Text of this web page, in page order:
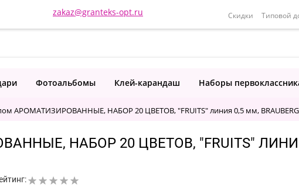
zakaz@granteks-opt.ru Скидки Типовой
Фотоальбомы Клей-карандаш Наборы
АРОМАТИЗИРОВАННЫЕ, НАБОР 20 ЦВЕТОВ, "FRUITS" линия 0,5 мм, BRAUBERG
НАБОР 20 ЦВЕТОВ, "FRUITS"